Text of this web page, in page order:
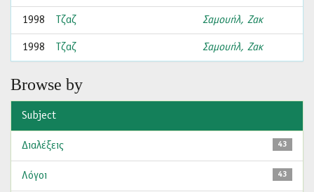
1998 Τζαζ Σαμουήλ, Ζακ
1998 Τζαζ Σαμουήλ, Ζακ
Browse by
Subject
43
Διαλέξεις
43
Λόγοι